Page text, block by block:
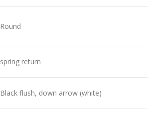
Round
spring return
Black flush, down arrow (white)